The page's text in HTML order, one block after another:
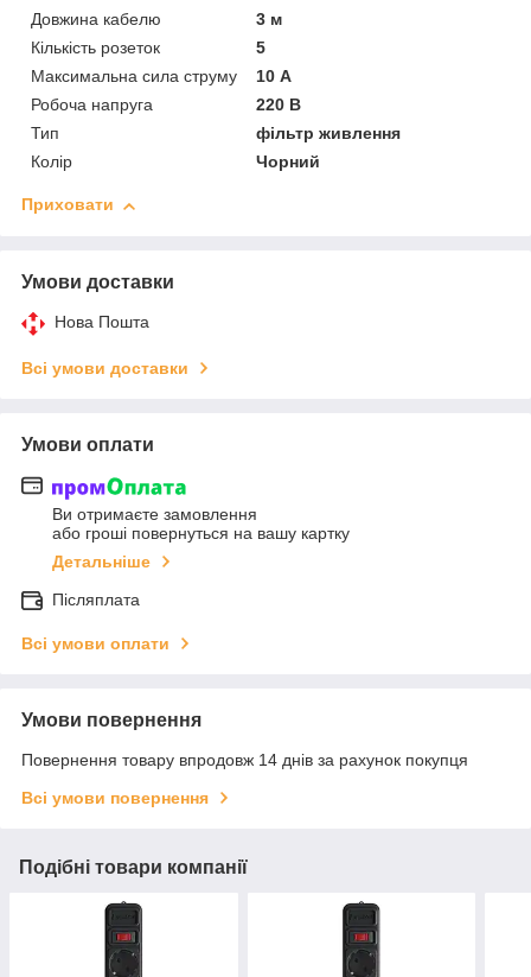
Довжина кабелю
3 м
Кількість розеток
5
Максимальна сила струму
10 А
Робоча напруга
220 В
Тип
фільтр живлення
Колір
Чорний
Приховати
Умови доставки
Нова Пошта
Всі умови доставки
Умови оплати
Ви отримаєте замовлення
або гроші повернуться на вашу картку
Детальніше
Післяплата
Всі умови оплати
Умови повернення
Повернення товару впродовж 14 днів за рахунок покупця
Всі умови повернення
Подібні товари компанії